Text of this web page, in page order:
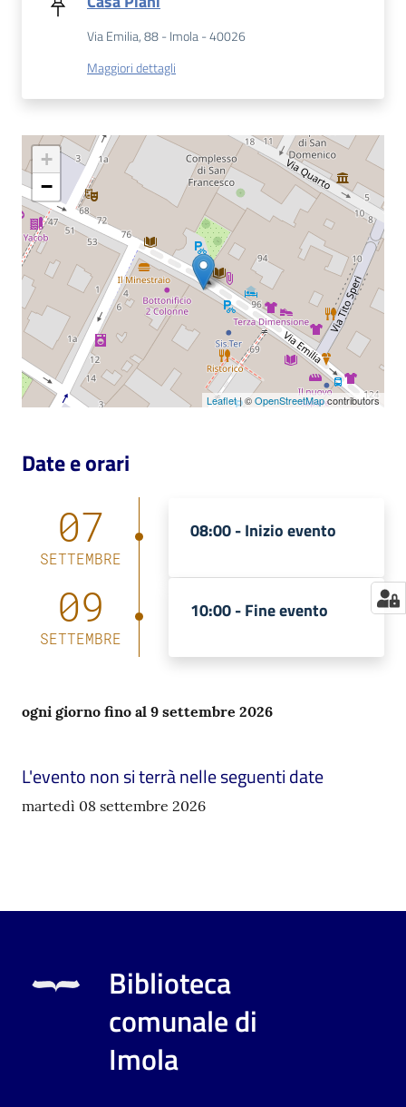
Catalogo
on line
Eventi
Chiedi al
bibliotecario
Avvisi
Orari
Via Emilia, 88 - Imola - 40026
Maggiori dettagli
+
−
Leaflet| ©OpenStreetMapcontributors
Date e orari
07
SETTEMBRE
08:00 -Inizio evento
09
SETTEMBRE
10:00 -Fine evento
ogni giorno fino al 9 settembre 2026
L'evento non si terrà nelle seguenti date
martedì 08 settembre 2026
Biblioteca
comunale di
Imola